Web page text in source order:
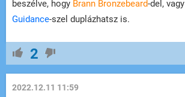
beszélve, hogy Brann Bronzebeard-del, vagy
Guidance-szel duplázhatsz is.
2
2022.12.11 11:59